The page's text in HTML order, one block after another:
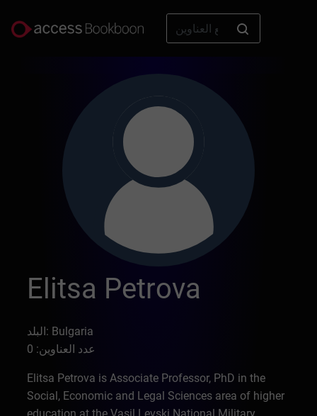
Elitsa Petrova
البلد: Bulgaria
عدد العناوين: 0
Elitsa Petrova is Associate Professor, PhD in the
Social, Economic and Legal Sciences area of higher